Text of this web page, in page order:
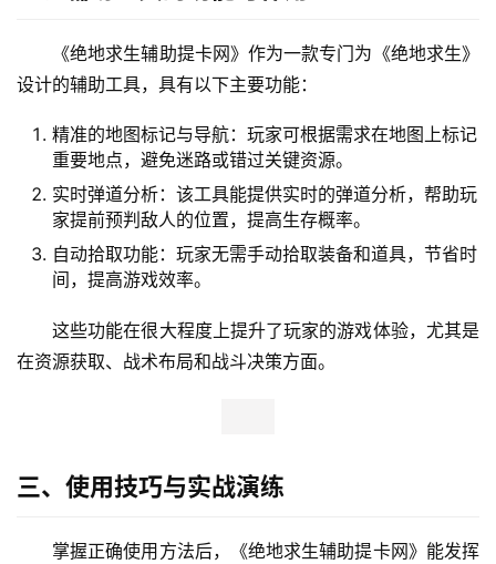
《绝地求生辅助提卡网》作为一款专门为《绝地求生》
设计的辅助工具，具有以下主要功能：
精准的地图标记与导航：玩家可根据需求在地图上标记
重要地点，避免迷路或错过关键资源。
实时弹道分析：该工具能提供实时的弹道分析，帮助玩
家提前预判敌人的位置，提高生存概率。
自动拾取功能：玩家无需手动拾取装备和道具，节省时
间，提高游戏效率。
这些功能在很大程度上提升了玩家的游戏体验，尤其是
在资源获取、战术布局和战斗决策方面。
三、使用技巧与实战演练
掌握正确使用方法后，《绝地求生辅助提卡网》能发挥